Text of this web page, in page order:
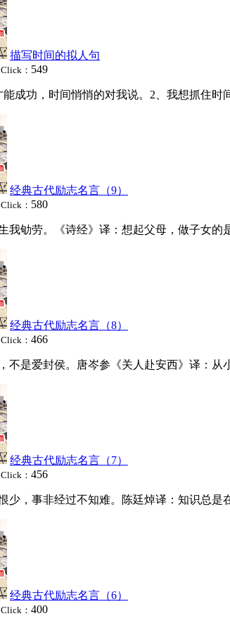
描写时间的拟人句
Click： 549
能成功，时间悄悄的对我说。2、我想抓住
经典古代励志名言（9）
Click： 580
我劬劳。《诗经》译：想起父母，做子女
经典古代励志名言（8）
Click： 466
不是爱封侯。唐岑参《关人赴安西》译：
经典古代励志名言（7）
Click： 456
少，事非经过不知难。陈廷焯译：知识总
经典古代励志名言（6）
Click： 400